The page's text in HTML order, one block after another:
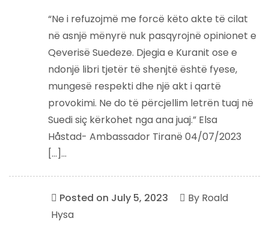
“Ne i refuzojmë me forcë këto akte të cilat
në asnjë mënyrë nuk pasqyrojnë opinionet e
Qeverisë Suedeze. Djegia e Kuranit ose e
ndonjë libri tjetër të shenjtë është fyese,
mungesë respekti dhe një akt i qartë
provokimi. Ne do të përcjellim letrën tuaj në
Suedi siç kërkohet nga ana juaj.” Elsa
Håstad- Ambassador Tiranë 04/07/2023
[…]...
Posted on July 5, 2023 By Roald
Hysa